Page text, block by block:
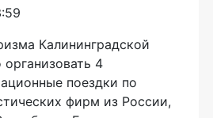
Калининградской
4
поездки по
фирм из России,